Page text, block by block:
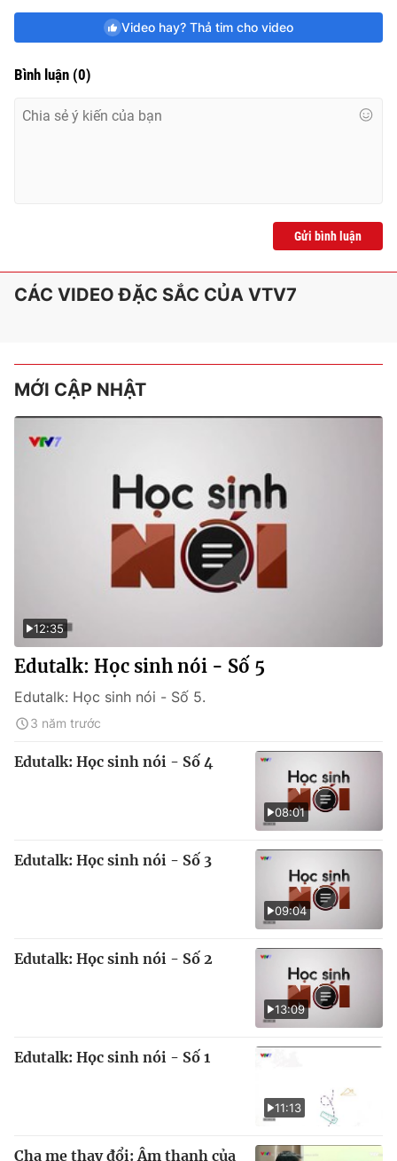
Video hay? Thả tim cho video
Bình luận (0)
Gửi bình luận
CÁC VIDEO ĐẶC SẮC CỦA VTV7
MỚI CẬP NHẬT
12:35
Edutalk: Học sinh nói - Số 5
Edutalk: Học sinh nói - Số 5.
3 năm trước
08:01
Edutalk: Học sinh nói - Số 4
09:04
Edutalk: Học sinh nói - Số 3
13:09
Edutalk: Học sinh nói - Số 2
11:13
Edutalk: Học sinh nói - Số 1
Cha mẹ thay đổi: Âm thanh của